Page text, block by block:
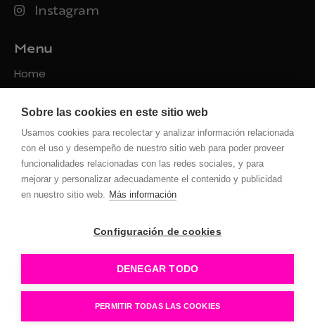
Instagram
Menu
Home
Servicios
Contacto
Políticas
Privacidad
Configuración Cookies
Puntoycoma360 © 2026.
Sobre las cookies en este sitio web
Usamos cookies para recolectar y analizar información relacionada
con el uso y desempeño de nuestro sitio web para poder proveer
funcionalidades relacionadas con las redes sociales, y para
mejorar y personalizar adecuadamente el contenido y publicidad
en nuestro sitio web. Más información
Configuración de cookies
DENEGAR TODO
PERMITIR TODAS LAS COOKIES